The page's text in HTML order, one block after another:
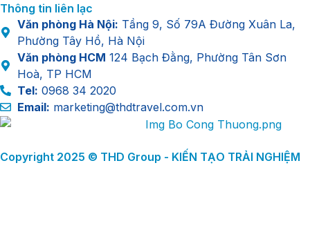
Thông tin liên lạc
Văn phòng Hà Nội: Tầng 9, Số 79A Đường Xuân La,
Phường Tây Hồ, Hà Nội
Văn phòng HCM 124 Bạch Đằng, Phường Tân Sơn
Hoà, TP HCM
Tel: 0968 34 2020
Email: marketing@thdtravel.com.vn
Copyright 2025 © THD Group - KIẾN TẠO TRẢI NGHIỆM